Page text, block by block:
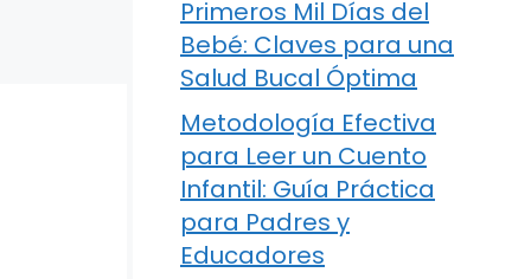
Primeros Mil Días del
Bebé: Claves para una
Salud Bucal Óptima
Metodología Efectiva
para Leer un Cuento
Infantil: Guía Práctica
para Padres y
Educadores